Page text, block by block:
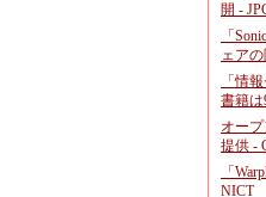
開 -
「
ェア
「情
書籍は
オー
提供 -
「
NICT